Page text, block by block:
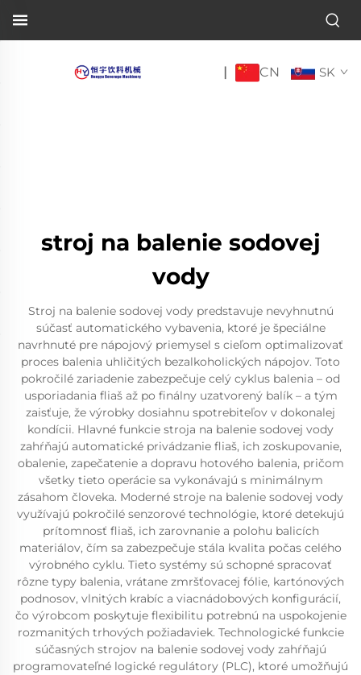
| CN SK
stroj na balenie sodovej
vody
Stroj na balenie sodovej vody predstavuje nevyhnutnú
súčasť automatického vybavenia, ktoré je špeciálne
navrhnuté pre nápojový priemysel s cieľom optimalizovať
proces balenia uhličitých bezalkoholických nápojov. Toto
pokročilé zariadenie zabezpečuje celý cyklus balenia – od
usporiadania fliaš až po finálny uzatvorený balík – a tým
zaisťuje, že výrobky dosiahnu spotrebiteľov v dokonalej
kondícii. Hlavné funkcie stroja na balenie sodovej vody
zahŕňajú automatické privádzanie fliaš, ich zoskupovanie,
obalenie, zapečatenie a dopravu hotového balenia, pričom
všetky tieto operácie sa vykonávajú s minimálnym
zásahom človeka. Moderné stroje na balenie sodovej vody
využívajú pokročilé senzorové technológie, ktoré detekujú
prítomnosť fliaš, ich zarovnanie a polohu balicích
materiálov, čím sa zabezpečuje stála kvalita počas celého
výrobného cyklu. Tieto systémy sú schopné spracovať
rôzne typy balenia, vrátane zmršťovacej fólie, kartónových
podnosov, vlnitých krabíc a viacnádobových konfigurácií,
čo výrobcom poskytuje flexibilitu potrebnú na uspokojenie
rozmanitých trhových požiadaviek. Technologické funkcie
súčasných strojov na balenie sodovej vody zahŕňajú
programovateľné logické regulátory (PLC), ktoré umožňujú